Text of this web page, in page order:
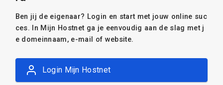
Ben jij de eigenaar? Login en start met jouw online suc
ces. In Mijn Hostnet ga je eenvoudig aan de slag met j
e domeinnaam, e-mail of website.
Login Mijn Hostnet